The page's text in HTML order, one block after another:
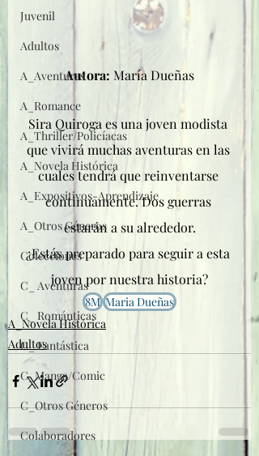
Juvenil
Adultos
A_Aventuras
A_Romance
A_Thriller/Policíacas
A_Novela Histórica
A_Expositivos-Aprendizaje
A_Otros Géneros
Colecciones
C_ Aventuras
C_ Románticas
C_ Fantástica
C_Manga/Comic
C_Otros Géneros
Colaboradores
Autora: María Dueñas
Sira Quiroga es una joven modista
que vivirá muchas aventuras en las
cuales tendrá que reinventarse
continuamente. Dos guerras
estarán a su alrededor.
¿Estás preparado para seguir a esta
joven por nuestra historia?
8M Maria Dueñas
A_Novela Histórica
Adultos